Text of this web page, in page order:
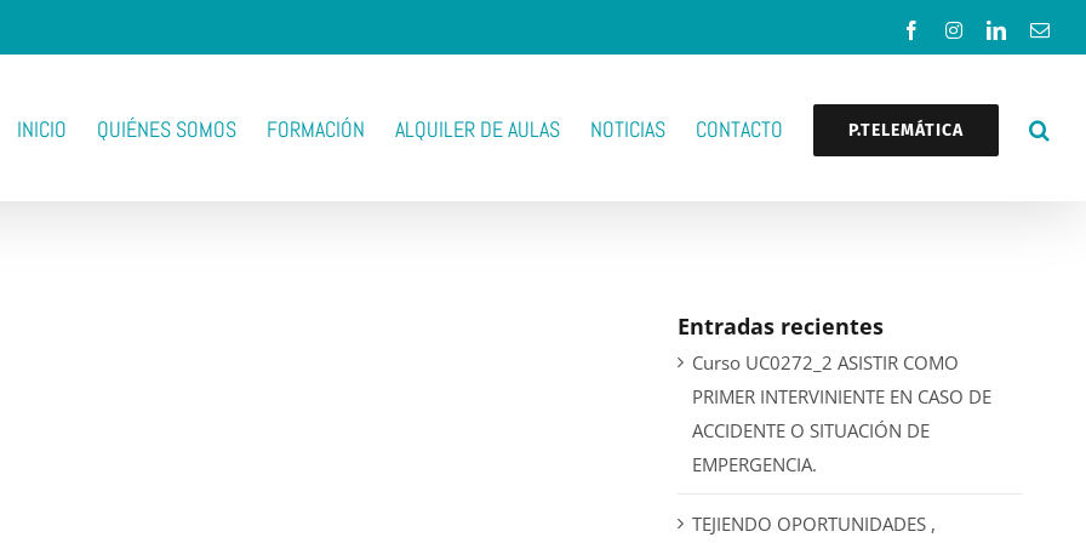
FacebookInstagramLinkedIn
INICIO QUIÉNES SOMOS FORMACIÓN ALQUILER DE AULAS NOTICIAS CONTACTO P.TELEMÁTICA
Entradas recientes
Curso UC0272_2 ASISTIR COMO
PRIMER INTERVINIENTE EN CASO DE
ACCIDENTE O SITUACIÓN DE
EMPERGENCIA.
TEJIENDO OPORTUNIDADES ,